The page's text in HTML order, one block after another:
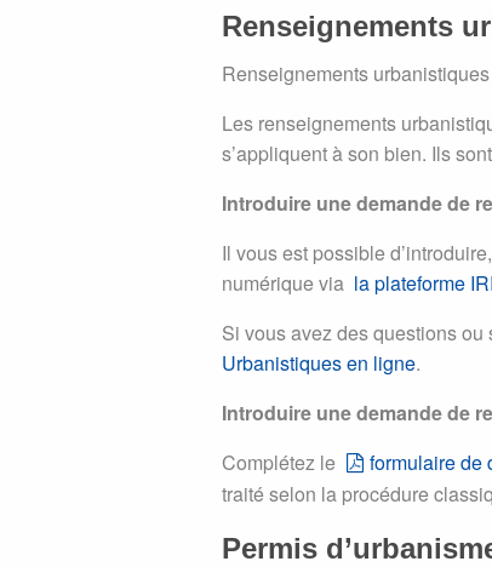
Renseignements
Renseignements
Les renseignements
s’appliquent à son bien. Ils
Introduire une demande de
Il vous est possible
numérique via la plateforme
Si vous avez des questions
Urbanistiques en ligne.
Introduire une demande de
Complétez le
formulaire de
traité selon la procédure
Permis